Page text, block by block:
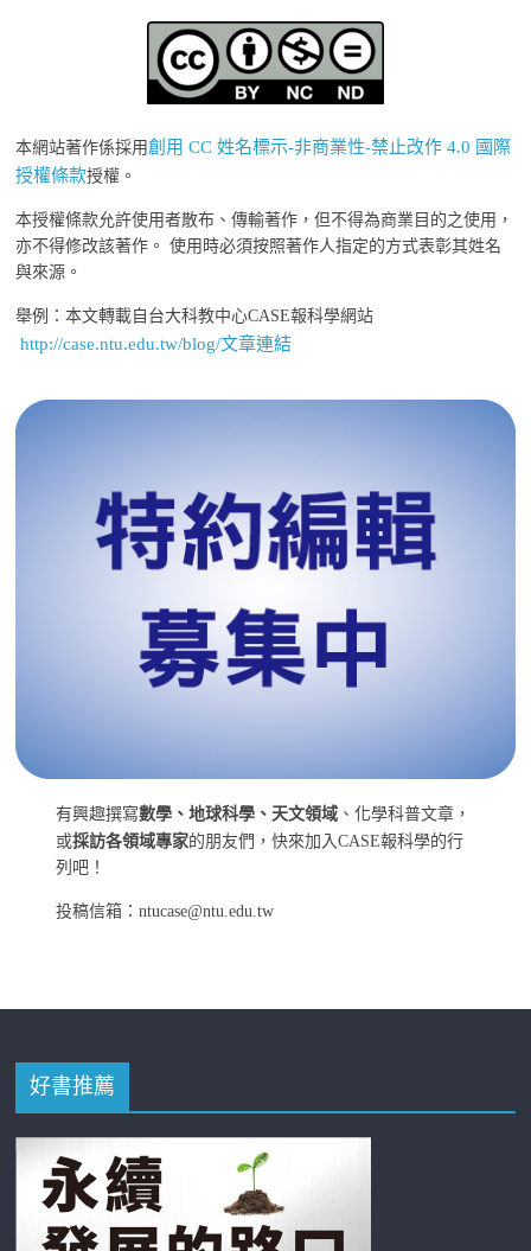
本網站著作係採用創用 CC 姓名標示-非商業性-禁止改作 4.0 國際
授權條款授權。
本授權條款允許使用者散布、傳輸著作，但不得為商業目的之使用，
亦不得修改該著作。 使用時必須按照著作人指定的方式表彰其姓名
與來源。
舉例：本文轉載自台大科教中心CASE報科學網站
http://case.ntu.edu.tw/blog/文章連結
有興趣撰寫數學、地球科學、天文領域 、化學科普文章，
或採訪各領域專家的朋友們，快來加入CASE報科學的行
列吧！
投稿信箱：ntucase@ntu.edu.tw
好書推薦